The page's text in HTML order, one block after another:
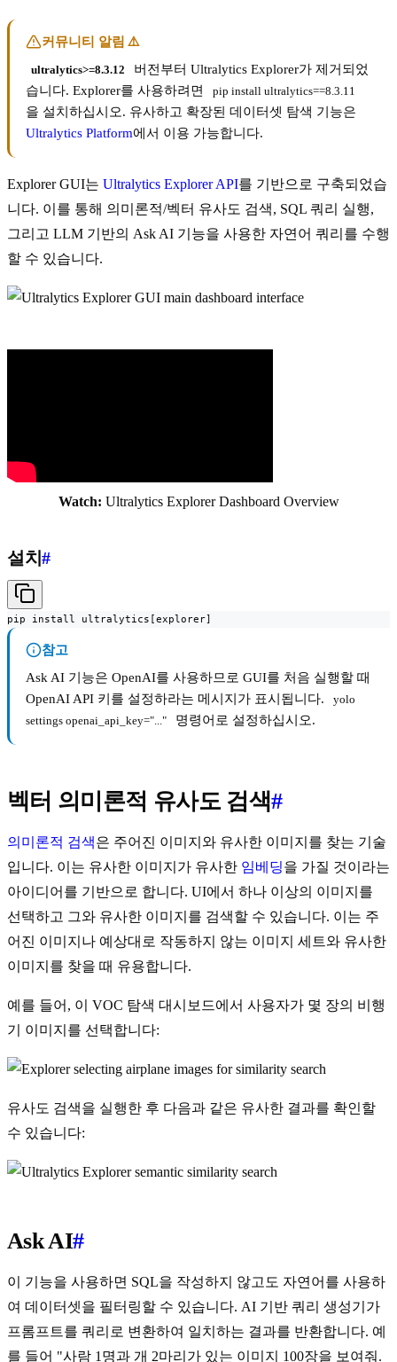
커뮤니티 알림 ⚠️
ultralytics>=8.3.12
버전부터 Ultralytics Explorer가 제거되었
습니다. Explorer를 사용하려면
pip install ultralytics==8.3.11
을 설치하십시오. 유사하고 확장된 데이터셋 탐색 기능은
Ultralytics Platform에서 이용 가능합니다.
Explorer GUI는 Ultralytics Explorer API를 기반으로 구축되었습
니다. 이를 통해 의미론적/벡터 유사도 검색, SQL 쿼리 실행,
그리고 LLM 기반의 Ask AI 기능을 사용한 자연어 쿼리를 수행
할 수 있습니다.
Watch: Ultralytics Explorer Dashboard Overview
설치#
pip install ultralytics[explorer]
참고
Ask AI 기능은 OpenAI를 사용하므로 GUI를 처음 실행할 때
OpenAI API 키를 설정하라는 메시지가 표시됩니다.
yolo
settings openai_api_key="..."
명령어로 설정하십시오.
벡터 의미론적 유사도 검색#
의미론적 검색은 주어진 이미지와 유사한 이미지를 찾는 기술
입니다. 이는 유사한 이미지가 유사한 임베딩을 가질 것이라는
아이디어를 기반으로 합니다. UI에서 하나 이상의 이미지를
선택하고 그와 유사한 이미지를 검색할 수 있습니다. 이는 주
어진 이미지나 예상대로 작동하지 않는 이미지 세트와 유사한
이미지를 찾을 때 유용합니다.
예를 들어, 이 VOC 탐색 대시보드에서 사용자가 몇 장의 비행
기 이미지를 선택합니다:
유사도 검색을 실행한 후 다음과 같은 유사한 결과를 확인할
수 있습니다:
Ask AI#
이 기능을 사용하면 SQL을 작성하지 않고도 자연어를 사용하
여 데이터셋을 필터링할 수 있습니다. AI 기반 쿼리 생성기가
프롬프트를 쿼리로 변환하여 일치하는 결과를 반환합니다. 예
를 들어 "사람 1명과 개 2마리가 있는 이미지 100장을 보여줘.